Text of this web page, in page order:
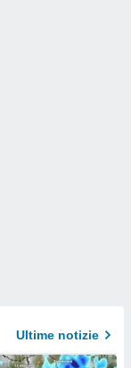
Ultime notizie